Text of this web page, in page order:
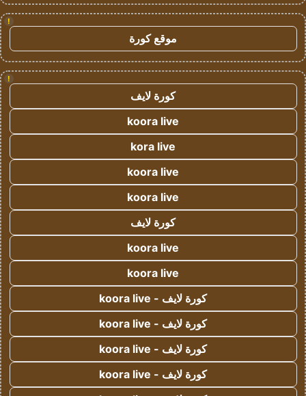
!
موقع كورة
!
كورة لايف
koora live
kora live
koora live
koora live
كورة لايف
koora live
koora live
كورة لايف - koora live
كورة لايف - koora live
كورة لايف - koora live
كورة لايف - koora live